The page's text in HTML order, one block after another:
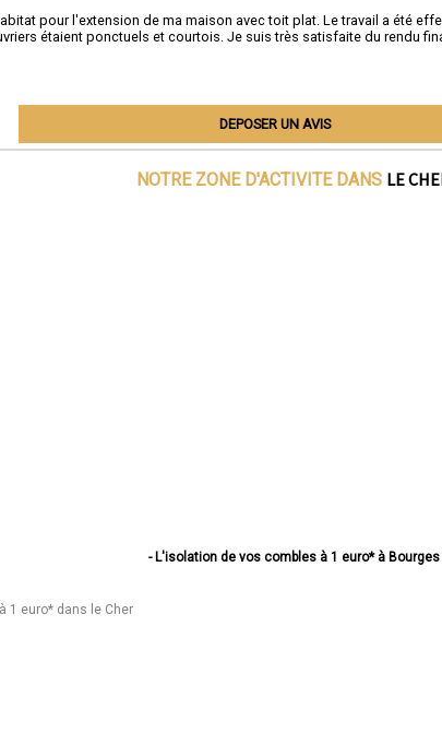
pour l'extension de ma maison avec toit plat. Le travail a été
étaient ponctuels et courtois. Je suis très satisfaite du rendu
DEPOSER UN AVIS
NOTRE ZONE D'ACTIVITE DANS LE
- L'isolation de vos combles à 1 euro* à Bourges
- L'isolation de vos combles à 1 euro* à Saint-
1 euro* dans le Cher